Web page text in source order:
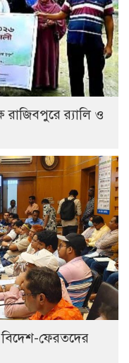
রাজিবপুরে র‍্যালি ও
ফেরতদের